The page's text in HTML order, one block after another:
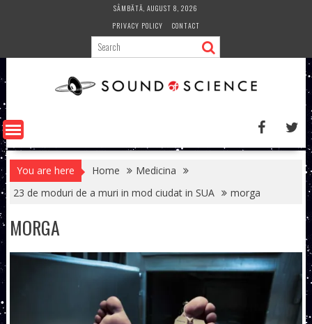
SÂMBĂTĂ, AUGUST 8, 2026
PRIVACY POLICY
CONTACT
You are here Home
Medicina
23 de moduri de a muri in mod ciudat in SUA
morga
MORGA